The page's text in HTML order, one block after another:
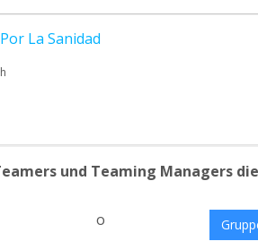
La Sanidad
und Teaming Managers
o